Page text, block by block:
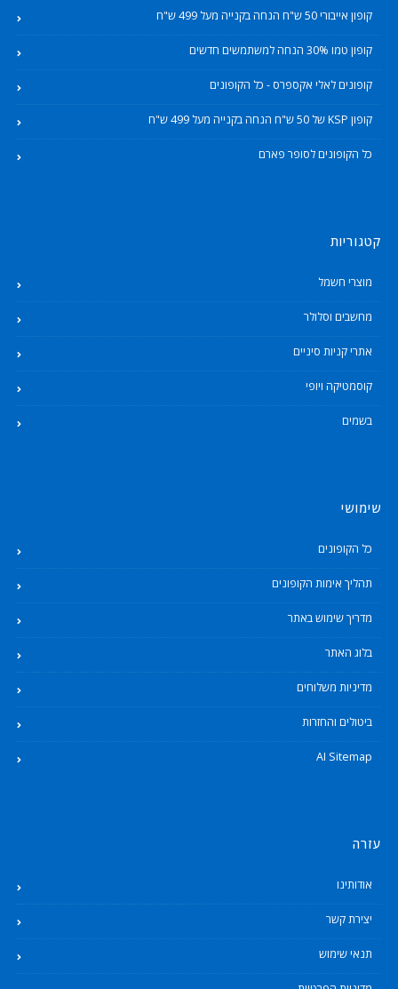
קופון אייבורי 50 ש"ח הנחה בקנייה מעל 499 ש"ח
קופון טמו 30% הנחה למשתמשים חדשים
קופונים לאלי אקספרס - כל הקופונים
קופון KSP של 50 ש"ח הנחה בקנייה מעל 499 ש"ח
כל הקופונים לסופר פארם
קטגוריות
מוצרי חשמל
מחשבים וסלולר
אתרי קניות סיניים
קוסמטיקה ויופי
בשמים
שימושי
כל הקופונים
תהליך אימות הקופונים
מדריך שימוש באתר
בלוג האתר
מדיניות משלוחים
ביטולים והחזרות
AI Sitemap
עזרה
אודותינו
יצירת קשר
תנאי שימוש